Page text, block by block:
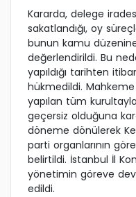
Kararda, delege
sakatlandığı, oy
bunun kamu düzenine
değerlendirildi. Bu
yapıldığı tarihten
hükmedildi.
yapılan tüm
geçersiz olduğuna
döneme dönülerek
parti organlarının
belirtildi. İstanbul İl
yönetimin göreve
edildi.